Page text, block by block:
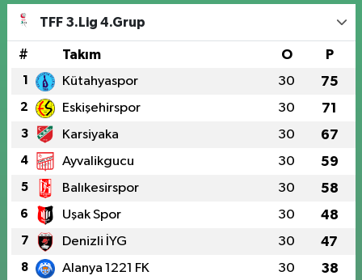
TFF 3.Lig 4.Grup
# Takım O P
1 Kütahyaspor 30 75
2 Eskişehirspor 30 71
3 Karsiyaka 30 67
4 Ayvalikgucu 30 59
5 Balıkesirspor 30 58
6 Uşak Spor 30 48
7 Denizli İYG 30 47
8 Alanya 1221 FK 30 38